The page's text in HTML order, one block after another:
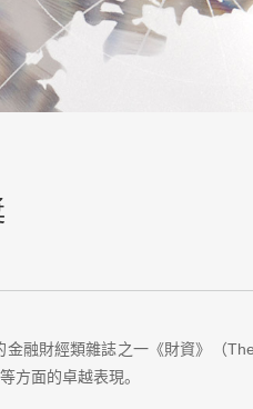
財經類雜誌之一《財資》（The
方面的卓越表現。